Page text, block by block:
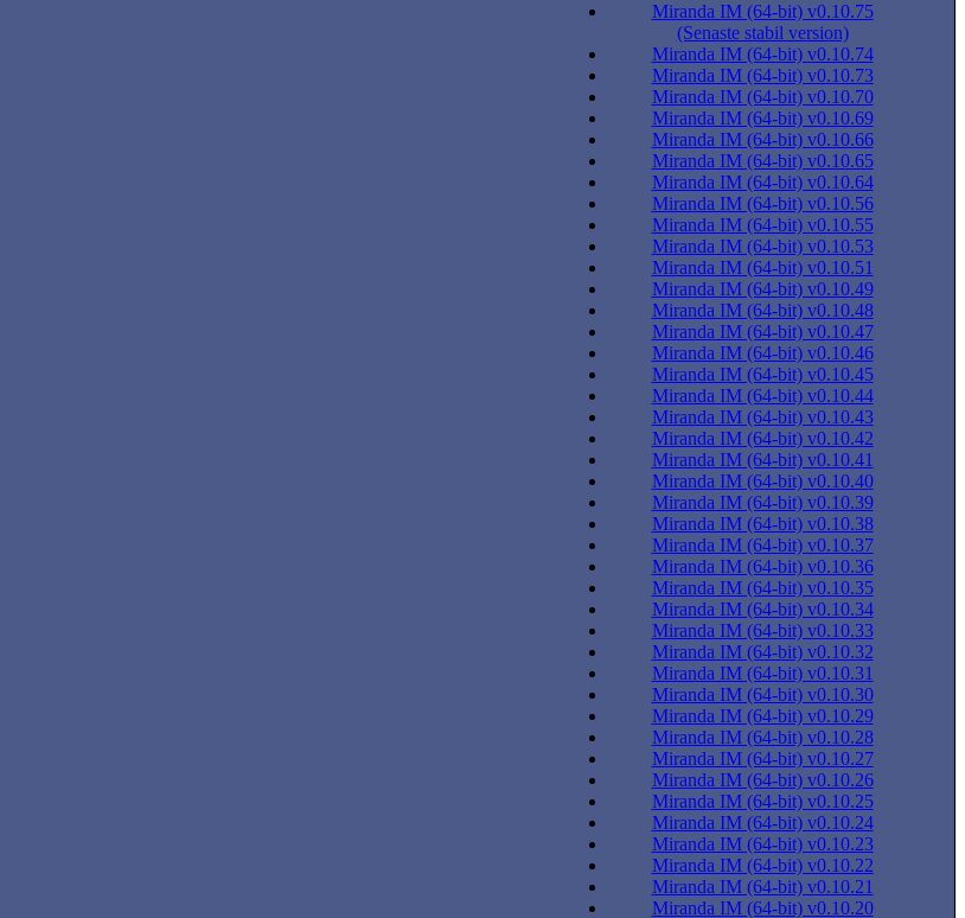
Miranda IM (64-bit) v0.10.75
(Senaste stabil version)
Miranda IM (64-bit) v0.10.74
Miranda IM (64-bit) v0.10.73
Miranda IM (64-bit) v0.10.70
Miranda IM (64-bit) v0.10.69
Miranda IM (64-bit) v0.10.66
Miranda IM (64-bit) v0.10.65
Miranda IM (64-bit) v0.10.64
Miranda IM (64-bit) v0.10.56
Miranda IM (64-bit) v0.10.55
Miranda IM (64-bit) v0.10.53
Miranda IM (64-bit) v0.10.51
Miranda IM (64-bit) v0.10.49
Miranda IM (64-bit) v0.10.48
Miranda IM (64-bit) v0.10.47
Miranda IM (64-bit) v0.10.46
Miranda IM (64-bit) v0.10.45
Miranda IM (64-bit) v0.10.44
Miranda IM (64-bit) v0.10.43
Miranda IM (64-bit) v0.10.42
Miranda IM (64-bit) v0.10.41
Miranda IM (64-bit) v0.10.40
Miranda IM (64-bit) v0.10.39
Miranda IM (64-bit) v0.10.38
Miranda IM (64-bit) v0.10.37
Miranda IM (64-bit) v0.10.36
Miranda IM (64-bit) v0.10.35
Miranda IM (64-bit) v0.10.34
Miranda IM (64-bit) v0.10.33
Miranda IM (64-bit) v0.10.32
Miranda IM (64-bit) v0.10.31
Miranda IM (64-bit) v0.10.30
Miranda IM (64-bit) v0.10.29
Miranda IM (64-bit) v0.10.28
Miranda IM (64-bit) v0.10.27
Miranda IM (64-bit) v0.10.26
Miranda IM (64-bit) v0.10.25
Miranda IM (64-bit) v0.10.24
Miranda IM (64-bit) v0.10.23
Miranda IM (64-bit) v0.10.22
Miranda IM (64-bit) v0.10.21
Miranda IM (64-bit) v0.10.20